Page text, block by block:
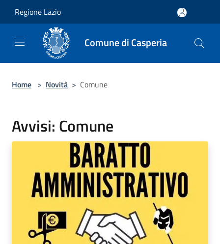
Regione Lazio
Comune di Casperia
Home > Novità > Comune
Avvisi: Comune